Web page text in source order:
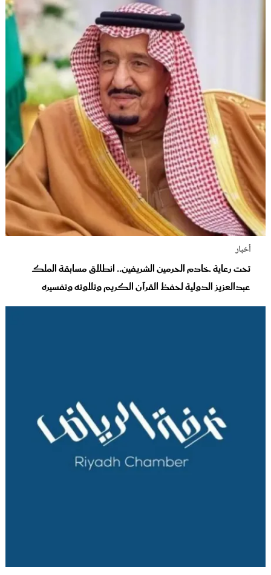
أخبار
تحت رعاية خادم الحرمين الشريفين.. انطلاق مسابقة الملك
عبدالعزيز الدولية لحفظ القرآن الكريم وتلاوته وتفسيره